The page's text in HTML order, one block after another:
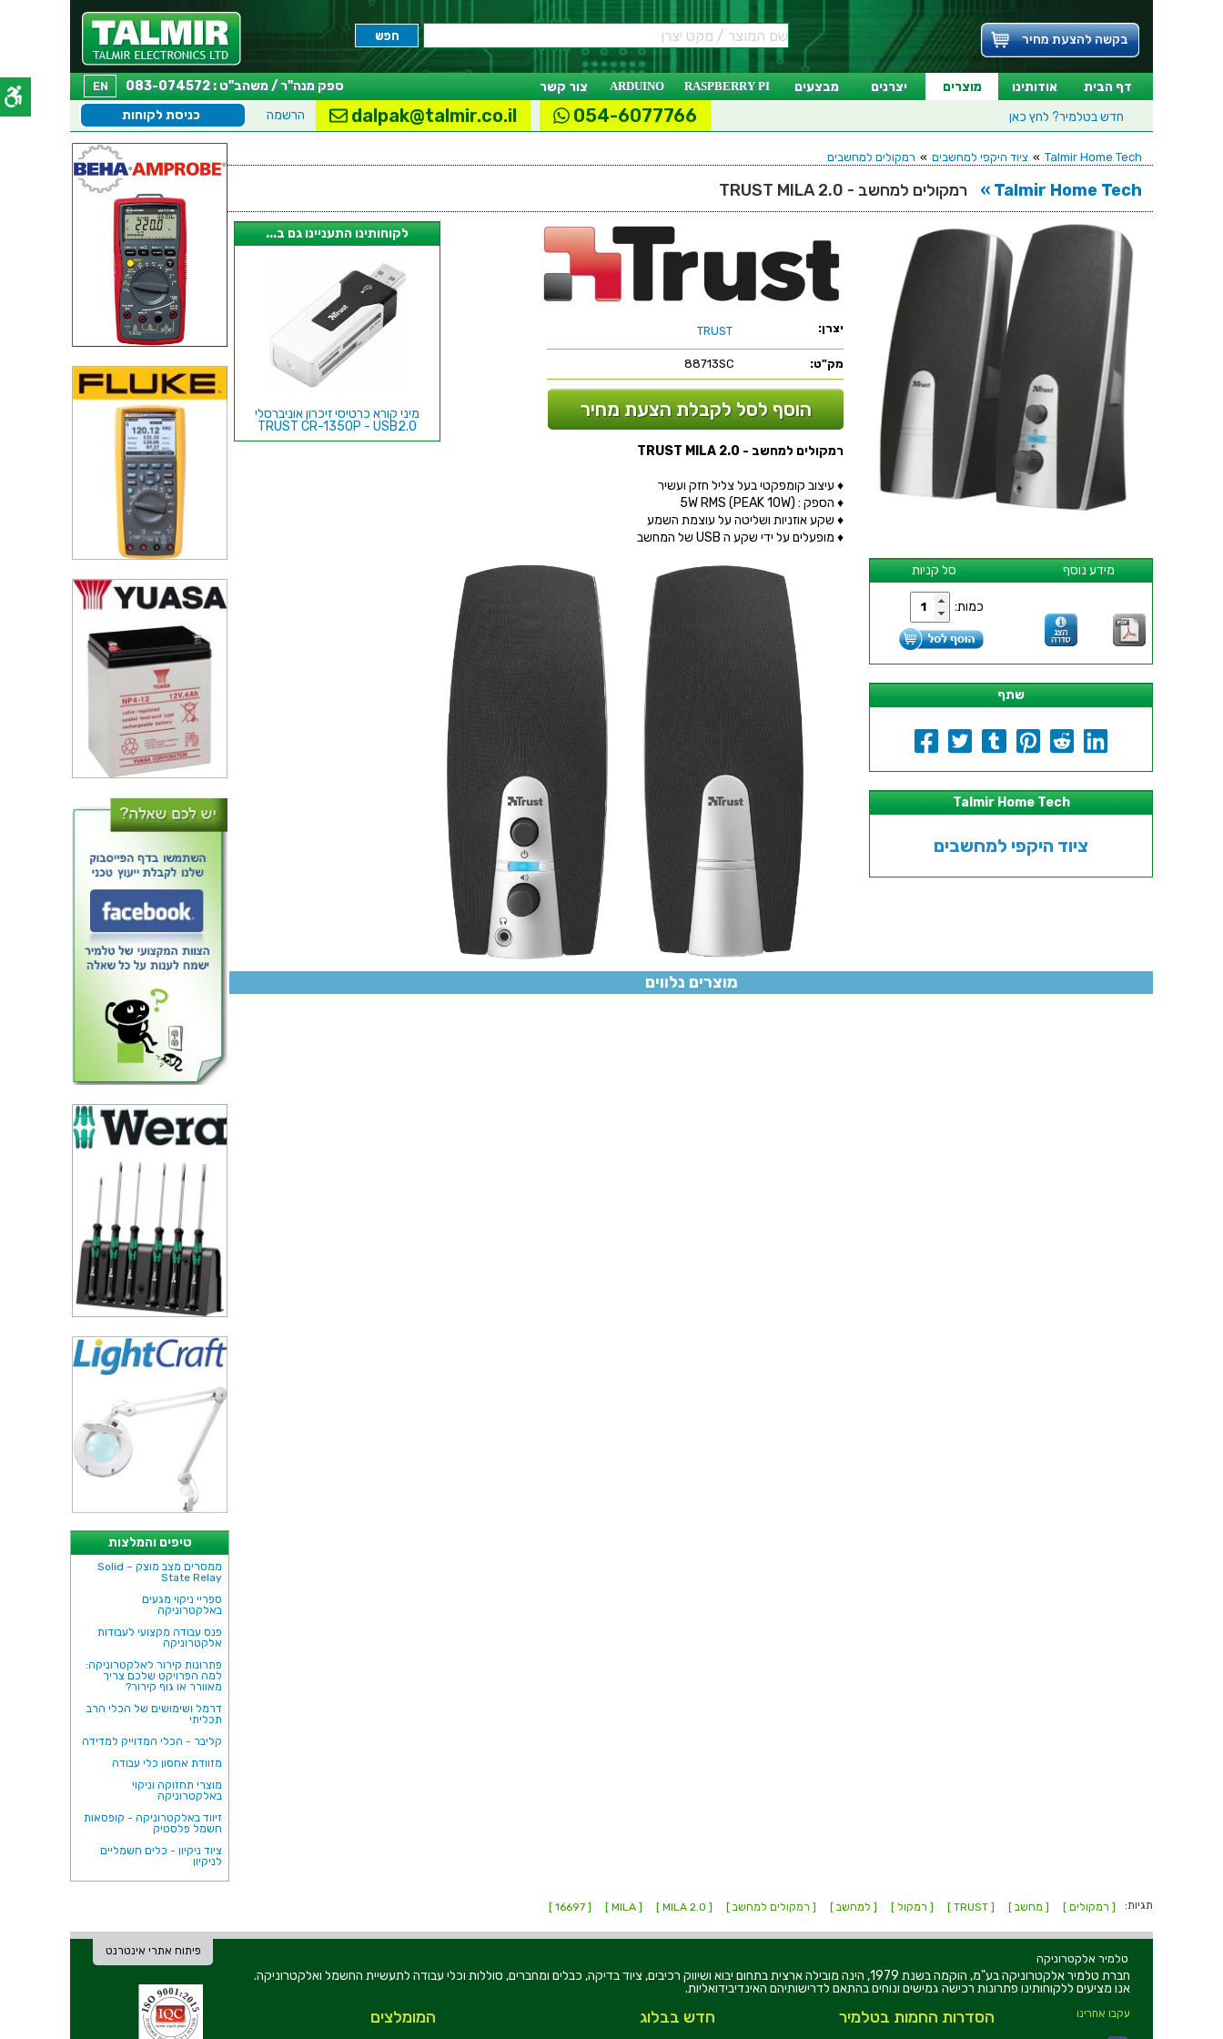
בקשה להצעת מחיר
דף הבית אודותינו מוצרים יצרנים מבצעים RASPBERRY PI
ARDUINO צור קשר EN
ספק מנה"ר / משהב"ט : 083-074572
חדש בטלמיר? לחץ כאן כניסת לקוחות הרשמה dalpak@talmir.co.il 054-6077766
טיפים והמלצות
ממסרים מצב מוצק – Solid
State Relay
ספריי ניקוי מגעים
באלקטרוניקה
פנס עבודה מקצועי לעבודות
אלקטרוניקה
פתרונות קירור לאלקטרוניקה:
למה הפרויקט שלכם צריך
מאוורר או גוף קירור?
דרמל ושימושים של הכלי הרב
תכליתי
קליבר - הכלי המדוייק למדידה
מזוודת אחסון כלי עבודה
מוצרי תחזוקה וניקוי
באלקטרוניקה
זיווד באלקטרוניקה - קופסאות
חשמל פלסטיק
ציוד ניקיון - כלים חשמליים
לניקיון
Talmir Home Tech
» ציוד היקפי למחשבים » רמקולים למחשבים
Talmir Home Tech » רמקולים למחשב - TRUST MILA 2.0
סל קניות מידע נוסף
כמות:
שתף
Talmir Home Tech
ציוד היקפי למחשבים
יצרן: TRUST
מק"ט: 88713SC
הוסף לסל לקבלת הצעת מחיר
לקוחותינו התעניינו גם ב...
מיני קורא כרטיסי זיכרון אוניברסלי
TRUST CR-1350P - USB2.0
רמקולים למחשב - TRUST MILA 2.0
♦ עיצוב קומפקטי בעל צליל חזק ועשיר
♦ הספק : (5W RMS (PEAK 10W
♦ שקע אוזניות ושליטה על עוצמת השמע
♦ מופעלים על ידי שקע ה USB של המחשב
מוצרים נלווים
תגיות: [ רמקולים ] [ מחשב ] [ TRUST ] [ רמקול ] [ למחשב ] [ רמקולים למחשב ] [ MILA 2.0 ]
[ MILA ]
[ 16697 ]
פיתוח אתרי אינטרנט
טלמיר אלקטרוניקה
חברת טלמיר אלקטרוניקה בע"מ, הוקמה בשנת 1979, הינה מובילה ארצית בתחום יבוא ושיווק רכיבים, ציוד בדיקה, כבלים ומחברים, סוללות וכלי עבודה לתעשיית החשמל ואלקטרוניקה.
אנו מציעים ללקוחותינו פתרונות רכישה גמישים ונוחים בהתאם לדרישותיהם האינדיבידואליות.
עקבו אחרינו המומלצים חדש בבלוג הסדרות החמות בטלמיר